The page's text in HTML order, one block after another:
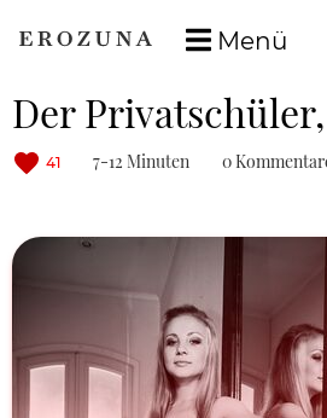
Menü
Der
41 7-12 Minuten 0